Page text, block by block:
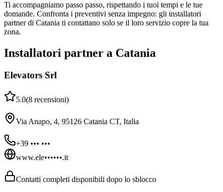
Ti accompagniamo passo passo, rispettando i tuoi tempi e le tue
domande. Confronta i preventivi senza impegno: gli installatori
partner di Catania ti contattano solo se il loro servizio copre la tua
zona.
Installatori partner a Catania
Elevators Srl
5.0(8 recensioni)
Via Anapo, 4, 95126 Catania CT, Italia
+39 ••• •••
www.ele••••••.it
Contatti completi disponibili dopo lo sblocco